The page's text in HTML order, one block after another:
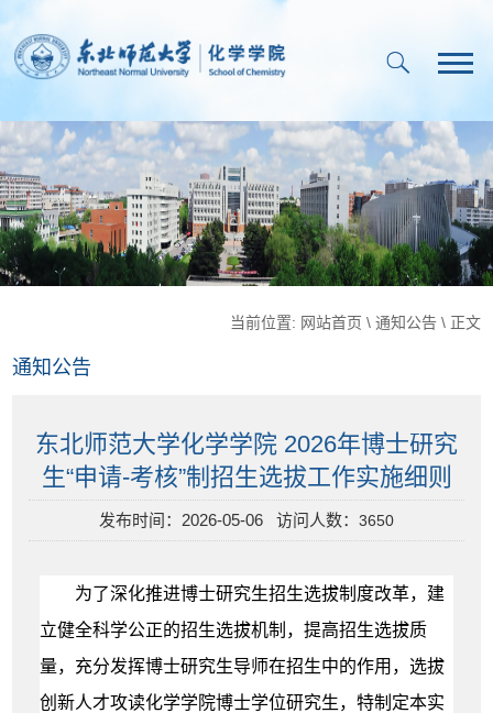
当前位置: 网站首页 \ 通知公告\ 正文
通知公告
东北师范大学化学学院 2026年博士研究
生“申请-考核”制招生选拔工作实施细则
发布时间：2026-05-06 访问人数： 3650
为了深化推进博士研究生招生选拔制度改革， 建
立健全科学公正的招生选拔机制，提高招生选拔质
量， 充分发挥博士研究生导师在招生中的作用，选拔
创新人才攻读化学学院博士学位研究生，特制定本实